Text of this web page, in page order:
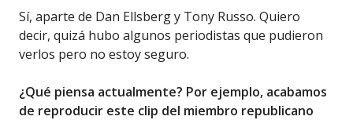
Sí, aparte de Dan Ellsberg y Tony Russo. Quiero
decir, quizá hubo algunos periodistas que pudieron
verlos pero no estoy seguro.
¿Qué piensa actualmente? Por ejemplo, acabamos
de reproducir este clip del miembro republicano